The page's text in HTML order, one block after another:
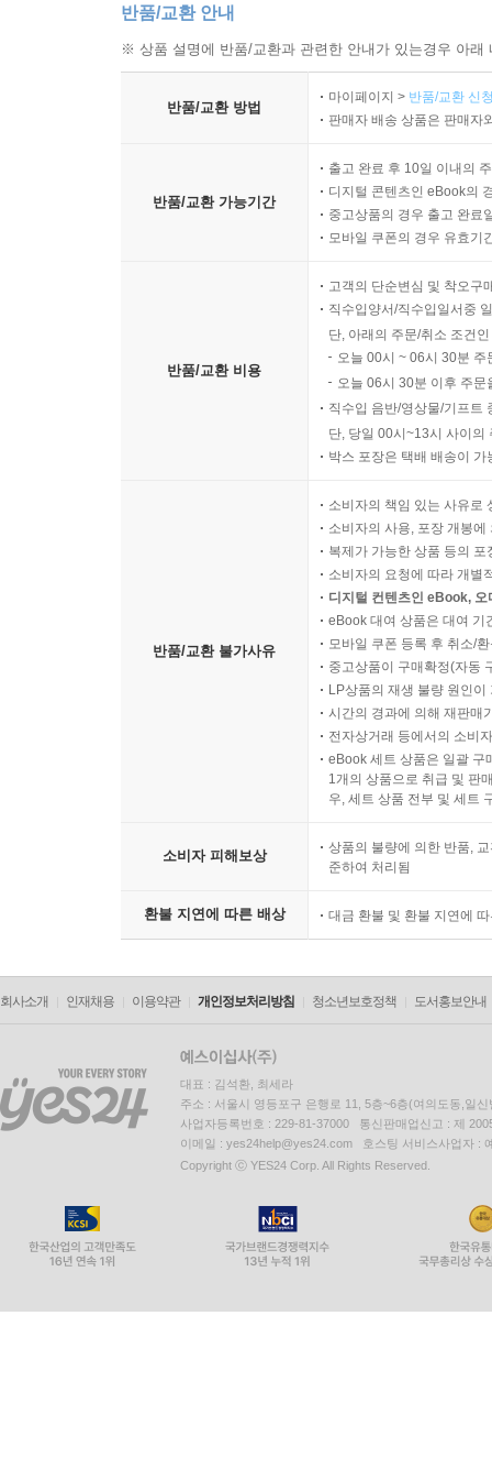
반품/교환 안내
※ 상품 설명에 반품/교환과 관련한 안내가 있는경우 아
반품/교환 방법
마이페이지 > 반품/교환 신
판매자 배송 상품은 판매자
반품/교환 가능기간
출고 완료 후 10일 이내의
디지털 콘텐츠인 eBook의
중고상품의 경우 출고 완료
모바일 쿠폰의 경우 유효기
반품/교환 비용
고객의 단순변심 및 착오구
직수입양서/직수입일서중
단, 아래의 주문/취소 조건
오늘 00시 ~ 06시 30분
오늘 06시 30분 이후 주
직수입 음반/영상물/기프트
단, 당일 00시~13시 사이의
박스 포장은 택배 배송이
반품/교환 불가사유
소비자의 책임 있는 사유로
소비자의 사용, 포장 개봉
복제가 가능한 상품 등의
소비자의 요청에 따라 개별
디지털 컨텐츠인 eBook,
eBook 대여 상품은 대여 기
모바일 쿠폰 등록 후 취소/
중고상품이 구매확정(자동
LP상품의 재생 불량 원인
시간의 경과에 의해 재판매
전자상거래 등에서의 소비
eBook 세트 상품은 일괄 구
1개의 상품으로 취급 및 판
우, 세트 상품 전부 및 세트
소비자 피해보상
상품의 불량에 의한 반품,
준하여 처리됨
환불 지연에 따른 배상 대금 환불 및 환불 지연에
회사소개 인재채용 이용약관 개인정보처리방침 청소년보호정책 도서홍보안내
대표 : 김석환, 최세라
주소 : 서울시 영등포구 은행로 11, 5층~6층(여의도동,일신
사업자등록번호 : 229-81-37000 통신판매업신고 : 제
이메일 : yes24help@yes24.com 호스팅 서비스사업자 :
Copyright ⓒ YES24 Corp. All Rights Reserved.